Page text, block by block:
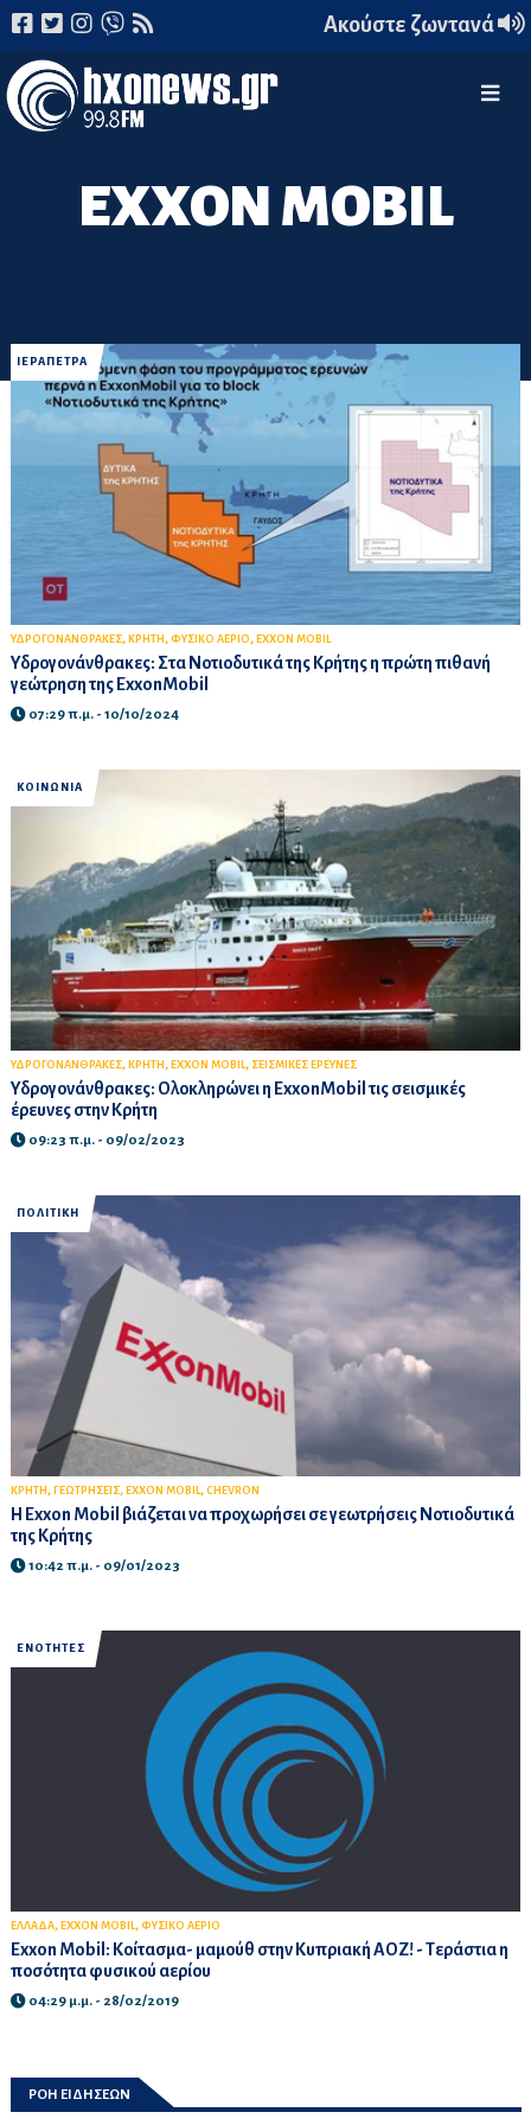
Ακούστε ζωντανά
EXXON MOBIL
ΙΕΡΑΠΕΤΡΑ
ΥΔΡΟΓΟΝΑΝΘΡΑΚΕΣ, ΚΡΗΤΗ , ΦΥΣΙΚΟ ΑΕΡΙΟ, EXXON MOBIL
Υδρογονάνθρακες: Στα Νοτιοδυτικά της Κρήτης η πρώτη πιθανή
γεώτρηση της ExxonMobil
07:29 π.μ. - 10/10/2024
ΚΟΙΝΩΝΙΑ
ΥΔΡΟΓΟΝΑΝΘΡΑΚΕΣ, ΚΡΗΤΗ , EXXON MOBIL, ΣΕΙΣΜΙΚΕΣ ΕΡΕΥΝΕΣ
Υδρογονάνθρακες: Ολοκληρώνει η ExxonMobil τις σεισμικές
έρευνες στην Κρήτη
09:23 π.μ. - 09/02/2023
ΠΟΛΙΤΙΚΗ
ΚΡΗΤΗ , ΓΕΩΤΡΗΣΕΙΣ, EXXON MOBIL, CHEVRON
Η Exxon Mobil βιάζεται να προχωρήσει σε γεωτρήσεις Νοτιοδυτικά
της Κρήτης
10:42 π.μ. - 09/01/2023
ΕΝΟΤΗΤΕΣ
ΕΛΛΑΔΑ, EXXON MOBIL, ΦΥΣΙΚΟ ΑΕΡΙΟ
Exxon Mobil: Κοίτασμα- μαμούθ στην Κυπριακή ΑΟΖ! - Tεράστια η
ποσότητα φυσικού αερίου
04:29 μ.μ. - 28/02/2019
ΡΟΗ ΕΙΔΗΣΕΩΝ